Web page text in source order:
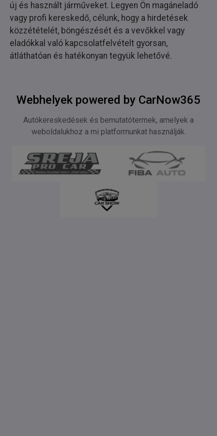
új és használt járműveket. Legyen Ön magáneladó
vagy profi kereskedő, célunk, hogy a hirdetések
közzétételét, böngészését és a vevőkkel vagy
eladókkal való kapcsolatfelvételt gyorsan,
átláthatóan és hatékonyan tegyük lehetővé.
Webhelyek powered by CarNow365
Autókereskedések és bemutatótermek, amelyek a
weboldalukhoz a mi platformunkat használják.